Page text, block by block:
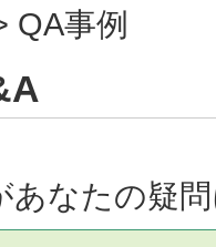
QA事例
あなたの疑